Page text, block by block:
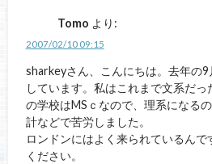
Tomo より:
2007/02/10 09:15
sharkeyさん、こんにちは。去年の
しています。私はこれまで文系だ
の学校はMSｃなので、理系になる
計などで苦労しました。
ロンドンにはよく来られているん
ください。